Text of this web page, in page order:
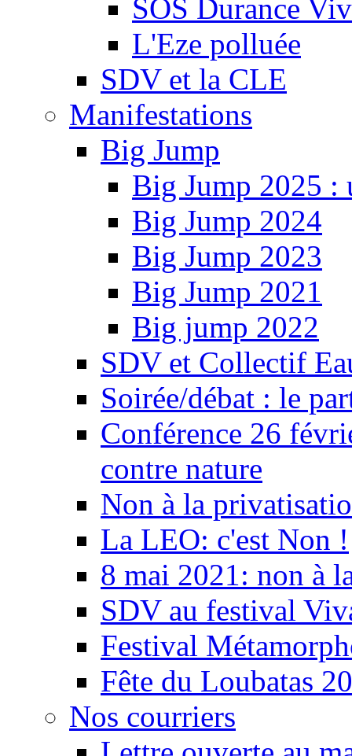
SOS Durance
L'Eze polluée
SDV et la CLE
Manifestations
Big Jump
Big Jump 2025 :
Big Jump 2024
Big Jump 2023
Big Jump 2021
Big jump 2022
SDV et Collectif
Soirée/débat : le
Conférence 26
contre nature
Non à la
La LEO: c'est Non !
8 mai 2021: non à
SDV au festival
Festival
Fête du Loubatas
Nos courriers